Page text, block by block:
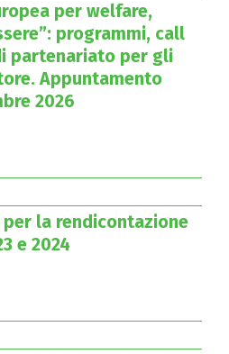
per welfare,
programmi, call
partenariato per gli
Appuntamento
2026
la rendicontazione
e 2024